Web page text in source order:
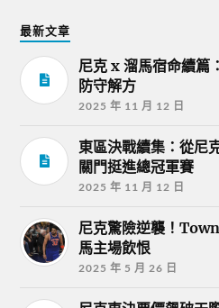
最新文章
尼克 x 溜馬宿命續篇
防守解方
2025 年 11 月 12 日
東區決戰續集：從尼
關門挺進總冠軍賽
2025 年 11 月 12 日
尼克驚險逆襲！
馬主場飲恨
2025 年 5 月 26 日